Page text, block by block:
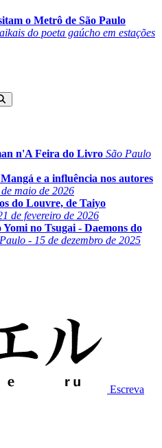
o Metrô de São Paulo
do poeta gaúcho em estações
n'A Feira do Livro São Paulo
e a influência nos autores
maio de 2026
do Louvre, de Taiyo
de fevereiro de 2026
no Tsugai - Daemons do
- 15 de dezembro de 2025
Escreva